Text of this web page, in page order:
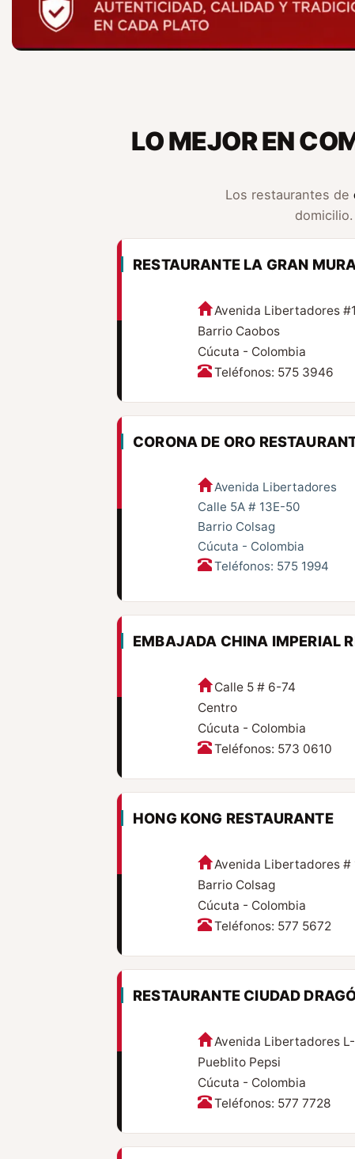
LO MEJOR EN
Los restaurantes de
RESTAURANTE LA GRAN
Avenida Libertadores
Barrio Caobos
Cúcuta - Colombia
Teléfonos: 575 3946
CORONA DE ORO
Avenida Libertadores
Calle 5A # 13E-50
Barrio Colsag
Cúcuta - Colombia
Teléfonos: 575 1994
EMBAJADA CHINA IMPERIAL
Calle 5 # 6-74
Centro
Cúcuta - Colombia
Teléfonos: 573 0610
HONG KONG RESTAURANTE
Avenida Libertadores #
Barrio Colsag
Cúcuta - Colombia
Teléfonos: 577 5672
RESTAURANTE CIUDAD
Avenida Libertadores
Pueblito Pepsi
Cúcuta - Colombia
Teléfonos: 577 7728